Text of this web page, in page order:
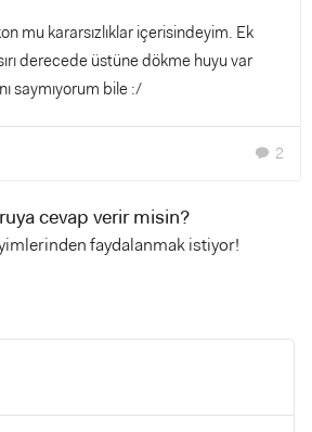
mu kararsızlıklar içerisindeyim. Ek
derecede üstüne dökme huyu var
saymıyorum bile :/
chat 2
cevap verir misin?
faydalanmak istiyor!